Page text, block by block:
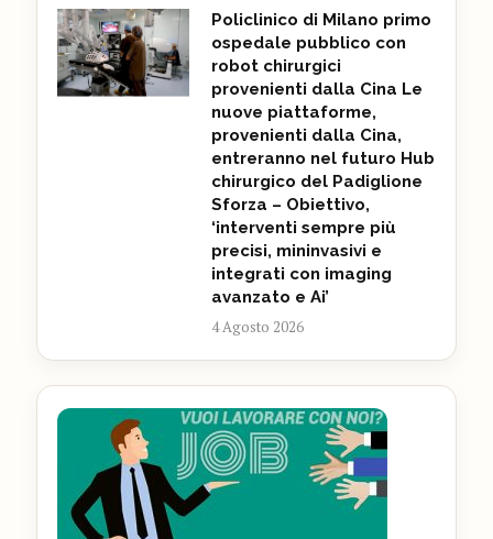
Policlinico di Milano primo
ospedale pubblico con
robot chirurgici
provenienti dalla Cina Le
nuove piattaforme,
provenienti dalla Cina,
entreranno nel futuro Hub
chirurgico del Padiglione
Sforza – Obiettivo,
‘interventi sempre più
precisi, mininvasivi e
integrati con imaging
avanzato e Ai’
4 Agosto 2026